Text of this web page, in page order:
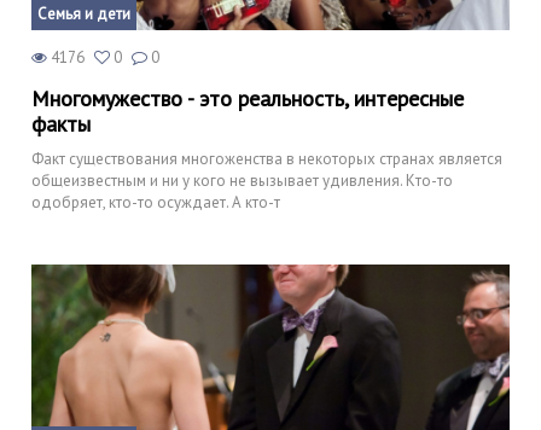
Семья и дети
4176 0 0
Многомужество - это реальность, интересные
факты
Факт существования многоженства в некоторых странах является
общеизвестным и ни у кого не вызывает удивления. Кто-то
одобряет, кто-то осуждает. А кто-т